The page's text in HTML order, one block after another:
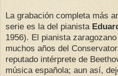
La grabación completa más
serie es la del pianista
1956). El pianista
muchos años del
reputado intérprete de
música española; aun así,